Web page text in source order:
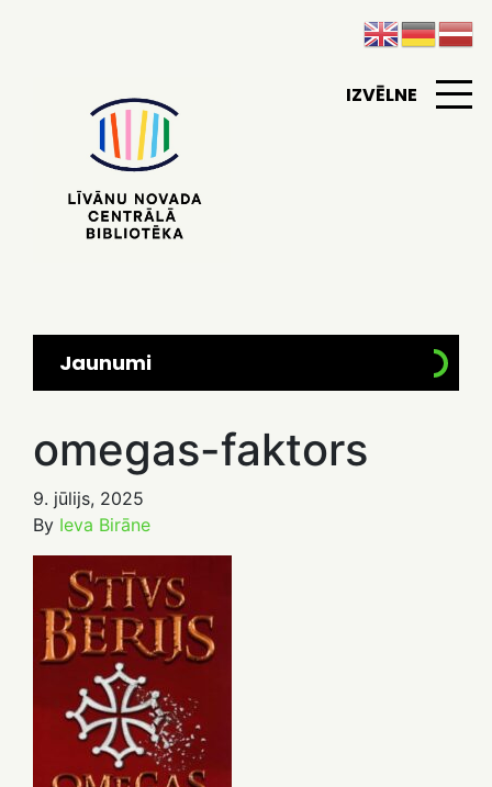
IZVĒLNE
Jaunumi
omegas-faktors
9. jūlijs, 2025
By Ieva Birāne